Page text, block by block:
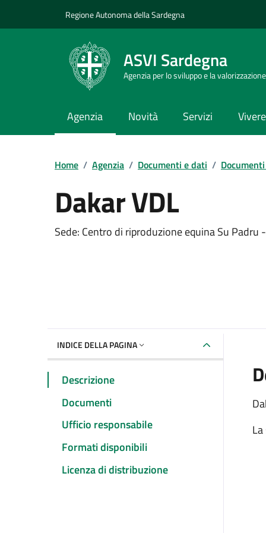
Regione Autonoma della Sardegna
ASVI Sardegna
Agenzia per lo sviluppo e la
Agenzia Novità Servizi
Home / Agenzia / Documenti e dati /
Dakar VDL
Dettaglio del documento
Sede: Centro di riproduzione equina Su Padru
INDICE DELLA PAGINA
Descrizione
Documenti
Ufficio responsabile
Formati disponibili
Licenza di distribuzione